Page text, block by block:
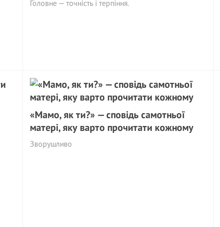
Головне — точність і терпіння.
«Мамо, як ти?» — сповідь самотньої
матері, яку варто прочитати кожному
Зворушливо